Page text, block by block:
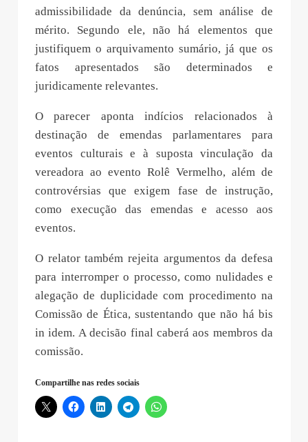
admissibilidade da denúncia, sem análise de
mérito. Segundo ele, não há elementos que
justifiquem o arquivamento sumário, já que os
fatos apresentados são determinados e
juridicamente relevantes.
O parecer aponta indícios relacionados à
destinação de emendas parlamentares para
eventos culturais e à suposta vinculação da
vereadora ao evento Rolê Vermelho, além de
controvérsias que exigem fase de instrução,
como execução das emendas e acesso aos
eventos.
O relator também rejeita argumentos da defesa
para interromper o processo, como nulidades e
alegação de duplicidade com procedimento na
Comissão de Ética, sustentando que não há bis
in idem. A decisão final caberá aos membros da
comissão.
Compartilhe nas redes sociais